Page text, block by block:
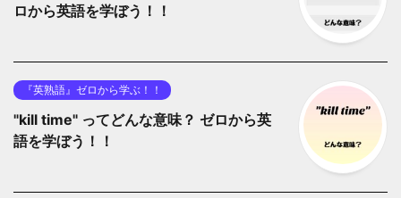
ロから英語を学ぼう！！
『英熟語』ゼロから学ぶ！！
"kill time" ってどんな意味？ ゼロから英
語を学ぼう！！